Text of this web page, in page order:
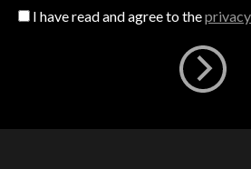
I have read and agree to the